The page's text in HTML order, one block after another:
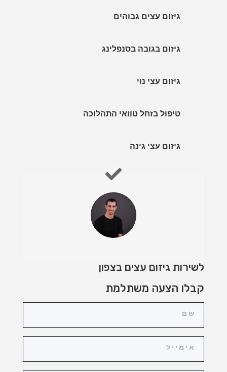
גיזום עצים גבוהים
גיזום בגובה בסנפלינג
גיזום עצי נוי
טיפול בזחל טוואי התהלוכה
גיזום עצי גינה
לשירות גיזום עצים בצפון
קבלו הצעה משתלמת